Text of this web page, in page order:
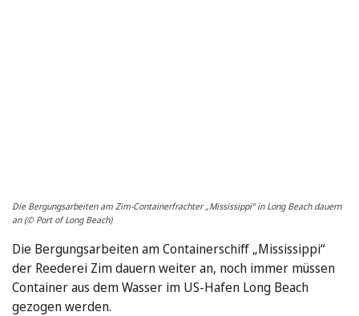
Die Bergungsarbeiten am Zim-Containerfrachter „Mississippi“ in Long Beach dauern
an (© Port of Long Beach)
Die Bergungsarbeiten am Containerschiff „Mississippi“
der Reederei Zim dauern weiter an, noch immer müssen
Container aus dem Wasser im US-Hafen Long Beach
gezogen werden.